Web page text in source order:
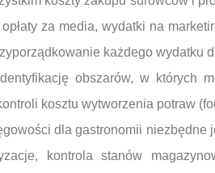
za media, wydatki na
każdego
obszarów, w których
kosztu wytworzenia potraw
dla gastronomii niezbędne
kontrola stanów